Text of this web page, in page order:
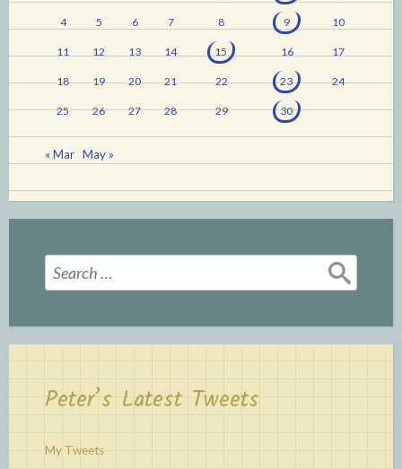
4 5 6 7 8 9 10
11 12 13 14 15 16 17
18 19 20 21 22 23 24
25 26 27 28 29 30
« Mar May »
Search
for:
Peter’s Latest Tweets
My Tweets